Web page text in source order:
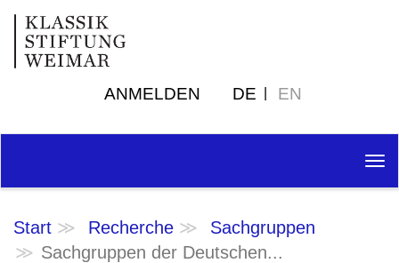
ANMELDEN DE EN
Start Recherche
Sachgruppen
Sachgruppen der Deutschen...